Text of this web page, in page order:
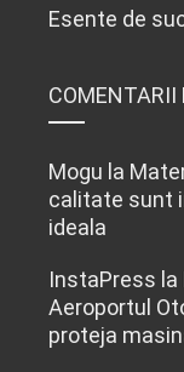
Esente de
COMENTARII
Mogu la
calitate sunt
ideala
InstaPress la
Aeroportul
proteja